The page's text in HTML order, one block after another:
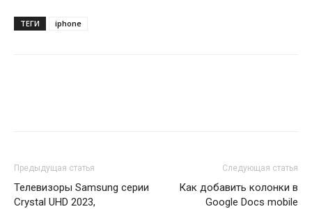
ТЕГИ iphone
Предыдущая статья
Телевизоры Samsung серии
Crystal UHD 2023,
Следующая статья
Как добавить колонки в
Google Docs mobile